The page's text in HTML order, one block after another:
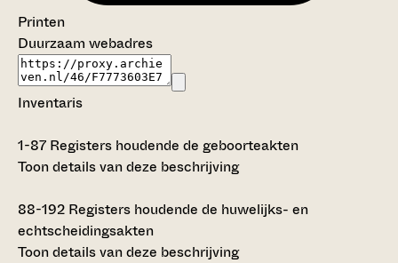
Printen
Duurzaam webadres
Inventaris
1-87 Registers houdende de geboorteakten
Toon details van deze beschrijving
88-192 Registers houdende de huwelijks- en
echtscheidingsakten
Toon details van deze beschrijving